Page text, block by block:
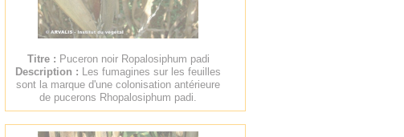
Titre : Puceron noir Ropalosiphum padi
Description : Les fumagines sur les feuilles
sont la marque d'une colonisation antérieure
de pucerons Rhopalosiphum padi.